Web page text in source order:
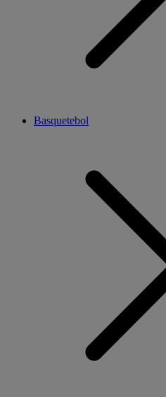
Basquetebol